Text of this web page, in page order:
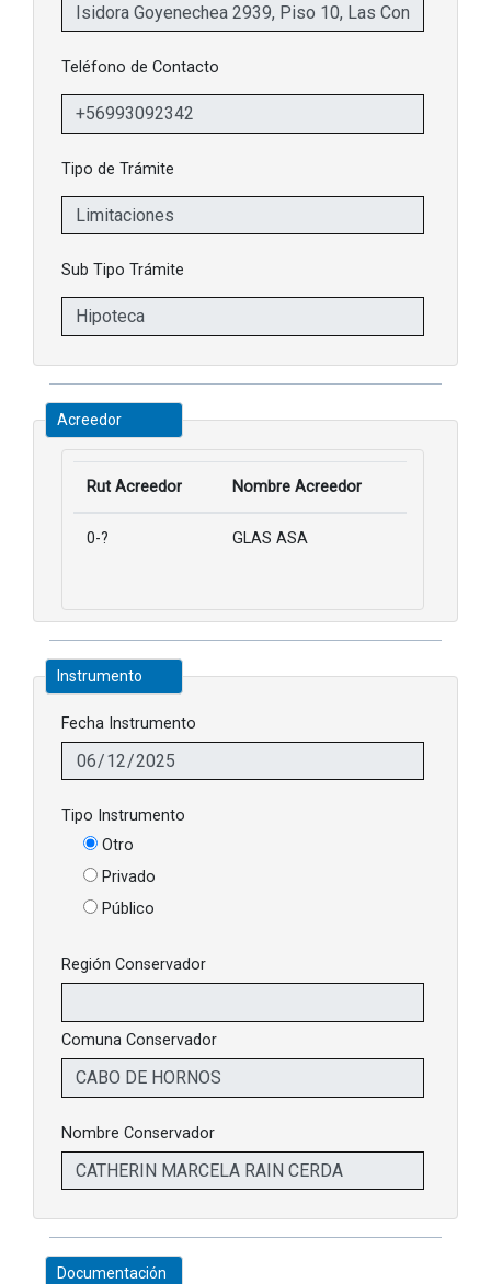
Teléfono de Contacto
Tipo de Trámite
Sub Tipo Trámite
Acreedor
Rut Acreedor Nombre Acreedor
0-? GLAS ASA
Instrumento
Fecha Instrumento
Tipo Instrumento
Otro
Privado
Público
Región Conservador
Comuna Conservador
Nombre Conservador
Documentación